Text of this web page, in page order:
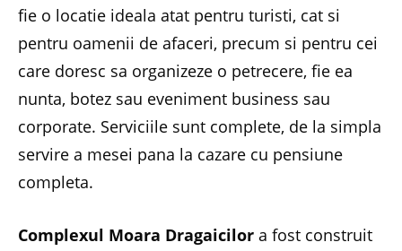
fie o locatie ideala atat pentru turisti, cat si
pentru oamenii de afaceri, precum si pentru cei
care doresc sa organizeze o petrecere, fie ea
nunta, botez sau eveniment business sau
corporate. Serviciile sunt complete, de la simpla
servire a mesei pana la cazare cu pensiune
completa.
Complexul Moara Dragaicilor a fost construit